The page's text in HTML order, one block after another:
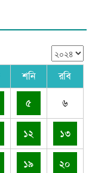
শনি রবি
৫ ৬
১২ ১৩
১৯ ২০